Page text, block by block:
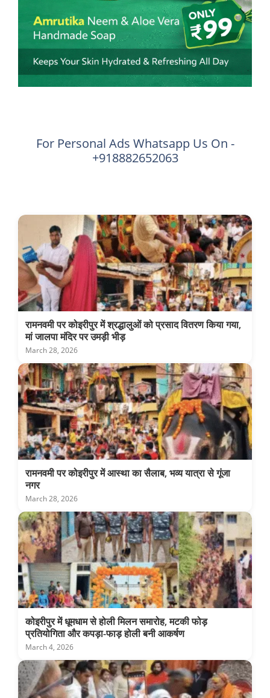
For Personal Ads Whatsapp Us On -
+918882652063
रामनवमी पर कोइरीपुर में श्रद्धालुओं को प्रसाद वितरण किया गया,
मां जालपा मंदिर पर उमड़ी भीड़
March 28, 2026
रामनवमी पर कोइरीपुर में आस्था का सैलाब, भव्य यात्रा से गूंजा
नगर
March 28, 2026
कोइरीपुर में धूमधाम से होली मिलन समारोह, मटकी फोड़
प्रतियोगिता और कपड़ा-फाड़ होली बनी आकर्षण
March 4, 2026